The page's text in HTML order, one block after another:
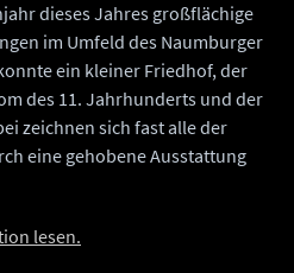
dieses Jahres großflächige
im Umfeld des Naumburger
ein kleiner Friedhof, der
des 11. Jahrhunderts und der
zeichnen sich fast alle der
eine gehobene Ausstattung
lesen.